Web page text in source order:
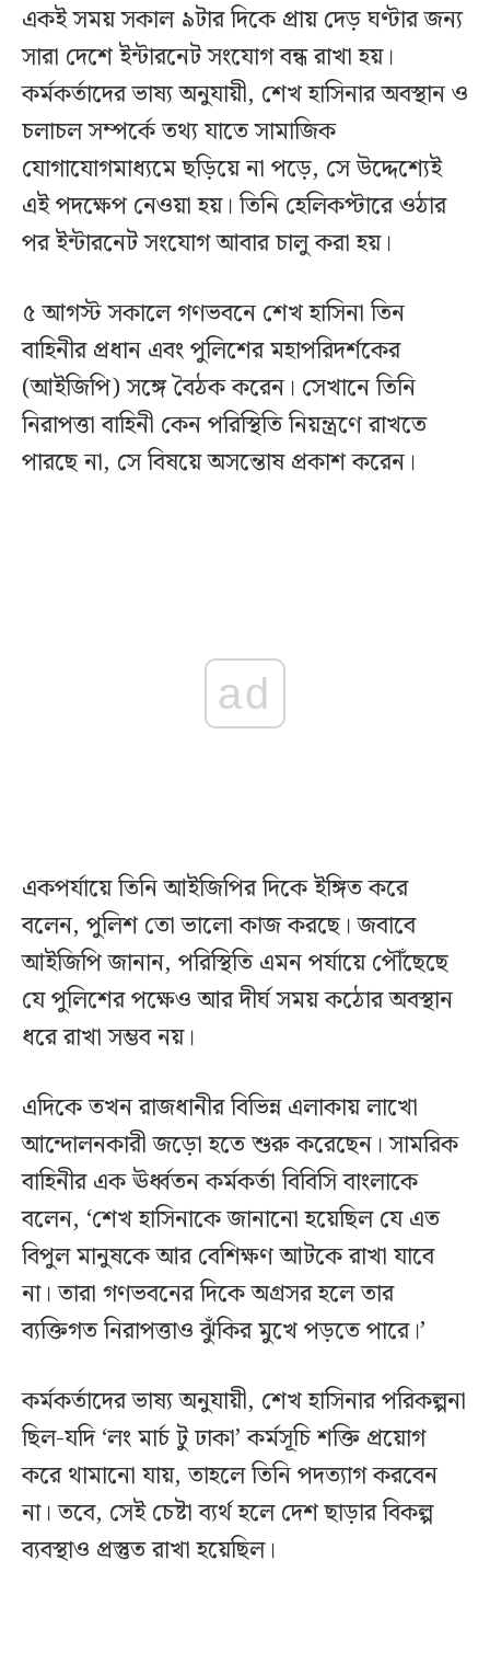
একই সময় সকাল ৯টার দিকে প্রায় দেড় ঘণ্টার জন্য
সারা দেশে ইন্টারনেট সংযোগ বন্ধ রাখা হয়।
কর্মকর্তাদের ভাষ্য অনুযায়ী, শেখ হাসিনার অবস্থান ও
চলাচল সম্পর্কে তথ্য যাতে সামাজিক
যোগাযোগমাধ্যমে ছড়িয়ে না পড়ে, সে উদ্দেশ্যেই
এই পদক্ষেপ নেওয়া হয়। তিনি হেলিকপ্টারে ওঠার
পর ইন্টারনেট সংযোগ আবার চালু করা হয়।
৫ আগস্ট সকালে গণভবনে শেখ হাসিনা তিন
বাহিনীর প্রধান এবং পুলিশের মহাপরিদর্শকের
(আইজিপি) সঙ্গে বৈঠক করেন। সেখানে তিনি
নিরাপত্তা বাহিনী কেন পরিস্থিতি নিয়ন্ত্রণে রাখতে
পারছে না, সে বিষয়ে অসন্তোষ প্রকাশ করেন।
ad
একপর্যায়ে তিনি আইজিপির দিকে ইঙ্গিত করে
বলেন, পুলিশ তো ভালো কাজ করছে। জবাবে
আইজিপি জানান, পরিস্থিতি এমন পর্যায়ে পৌঁছেছে
যে পুলিশের পক্ষেও আর দীর্ঘ সময় কঠোর অবস্থান
ধরে রাখা সম্ভব নয়।
এদিকে তখন রাজধানীর বিভিন্ন এলাকায় লাখো
আন্দোলনকারী জড়ো হতে শুরু করেছেন। সামরিক
বাহিনীর এক ঊর্ধ্বতন কর্মকর্তা বিবিসি বাংলাকে
বলেন, ‘শেখ হাসিনাকে জানানো হয়েছিল যে এত
বিপুল মানুষকে আর বেশিক্ষণ আটকে রাখা যাবে
না। তারা গণভবনের দিকে অগ্রসর হলে তার
ব্যক্তিগত নিরাপত্তাও ঝুঁকির মুখে পড়তে পারে।’
কর্মকর্তাদের ভাষ্য অনুযায়ী, শেখ হাসিনার পরিকল্পনা
ছিল-যদি ‘লং মার্চ টু ঢাকা’ কর্মসূচি শক্তি প্রয়োগ
করে থামানো যায়, তাহলে তিনি পদত্যাগ করবেন
না। তবে, সেই চেষ্টা ব্যর্থ হলে দেশ ছাড়ার বিকল্প
ব্যবস্থাও প্রস্তুত রাখা হয়েছিল।